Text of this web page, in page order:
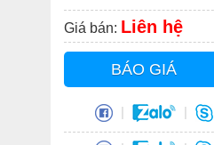
Giá bán: Liên hệ
BÁO GIÁ
| |